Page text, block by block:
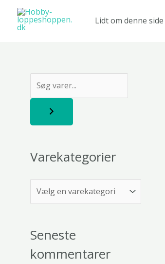
indholdet
Lidt om denne side
ø
Varekategorier
Seneste
kommentarer